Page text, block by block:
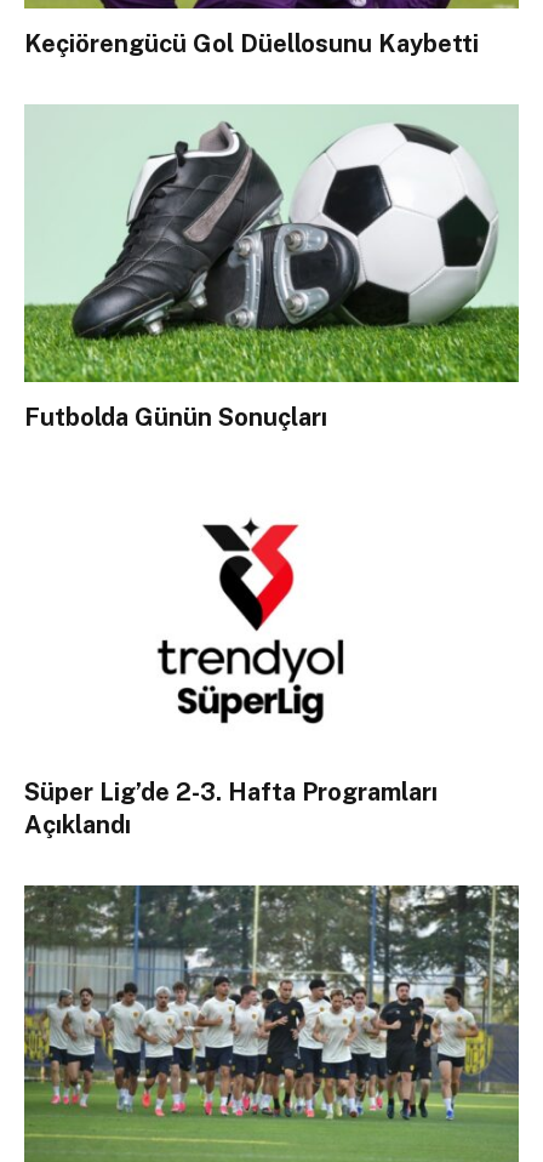
Keçiörengücü Gol Düellosunu Kaybetti
Futbolda Günün Sonuçları
Süper Lig’de 2-3. Hafta Programları
Açıklandı